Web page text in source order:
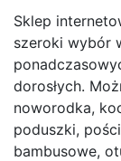
Sklep
szeroki wybór
dorosłych.
noworodka,
poduszki,
bambusowe,